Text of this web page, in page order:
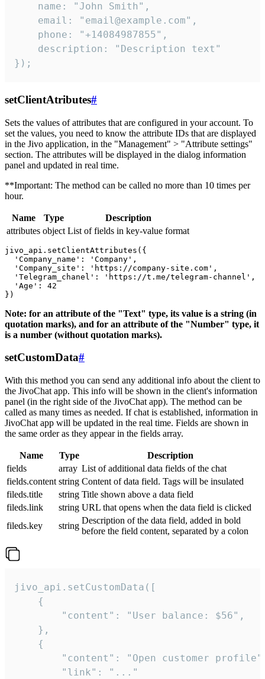
    name: "John Smith",
    email: "email@example.com",
    phone: "+14084987855",
    description: "Description text"
});
setClientAtributes#
Sets the values ​​of attributes that are configured in your account. To
set the values, you need to know the attribute IDs that are displayed
in the Jivo application, in the "Management" > "Attribute settings"
section. The attributes will be displayed in the dialog information
panel and updated in real time.
**Important: The method can be called no more than 10 times per
hour.
Name Type
Description
attributes object List of fields in key-value format
jivo_api.setClientAttributes({
  'Company_name': 'Company',
  'Company_site': 'https://company-site.com',
  'Telegram_chanel': 'https://t.me/telegram-channel',
  'Age': 42
Note: for an attribute of the "Text" type, its value is a string (in
quotation marks), and for an attribute of the "Number" type, it
is a number (without quotation marks).
setCustomData#
With this method you can send any additional info about the client to
the JivoChat app. This info will be shown in the client's information
panel (in the right side of the JivoChat app). The method can be
called as many times as needed. If chat is established, information in
JivoChat app will be updated in the real time. Fields are shown in
the same order as they appear in the fields array.
Name Type
Description
fields
array List of additional data fields of the chat
fields.content string Content of data field. Tags will be insulated
fileds.title
string Title shown above a data field
fileds.link
string URL that opens when the data field is clicked
fileds.key
string
Description of the data field, added in bold
before the field content, separated by a colon
jivo_api.setCustomData([
    {
        "content": "User balance: $56",
    },
    {
"content": "Open customer
        "link": "..."